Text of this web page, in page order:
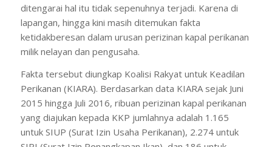
ditengarai hal itu tidak sepenuhnya terjadi. Karena di
lapangan, hingga kini masih ditemukan fakta
ketidakberesan dalam urusan perizinan kapal perikanan
milik nelayan dan pengusaha.
Fakta tersebut diungkap Koalisi Rakyat untuk Keadilan
Perikanan (KIARA). Berdasarkan data KIARA sejak Juni
2015 hingga Juli 2016, ribuan perizinan kapal perikanan
yang diajukan kepada KKP jumlahnya adalah 1.165
untuk SIUP (Surat Izin Usaha Perikanan), 2.274 untuk